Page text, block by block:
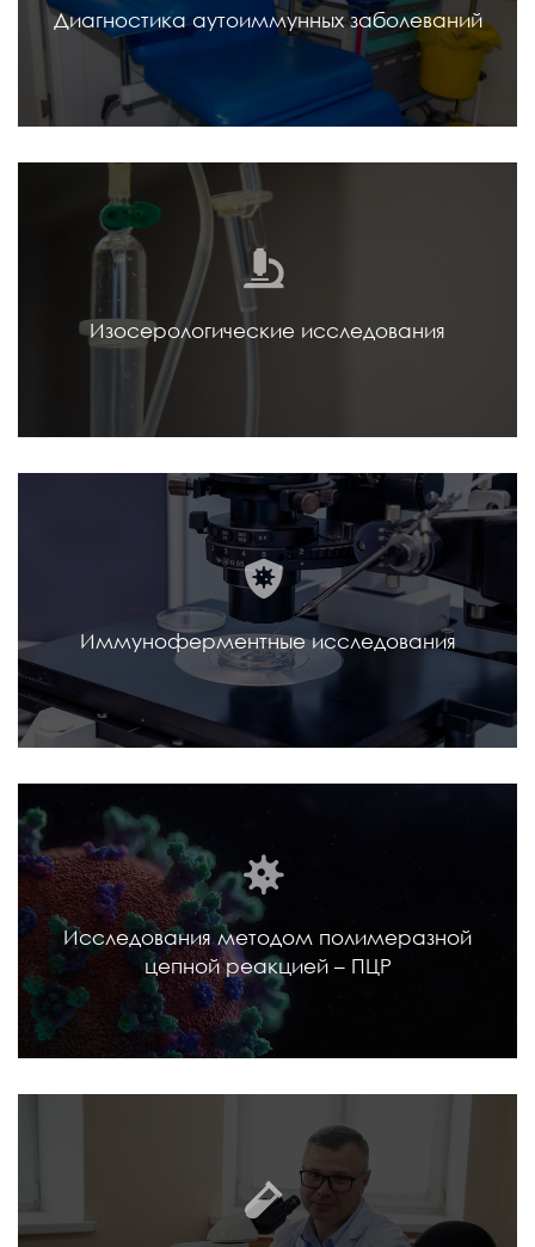
Диагностика аутоиммунных заболеваний
Изосерологические исследования
Иммуноферментные исследования
Исследования методом полимеразной
цепной реакцией – ПЦР